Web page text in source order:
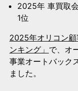
2025年 車買取
1位
2025年オリコン
ンキング」 で、オ
事業オートバック
ました。